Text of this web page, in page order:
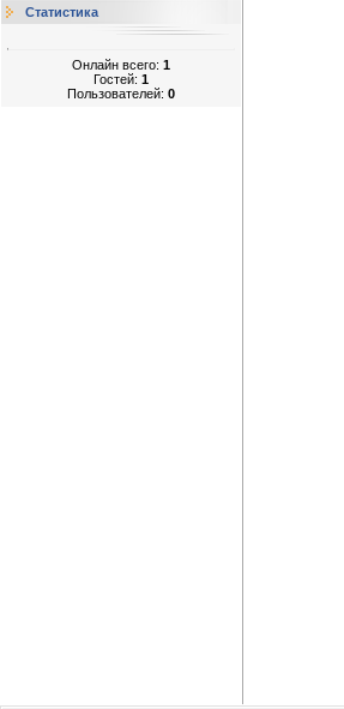
Статистика
Онлайн всего: 1
Гостей: 1
Пользователей: 0